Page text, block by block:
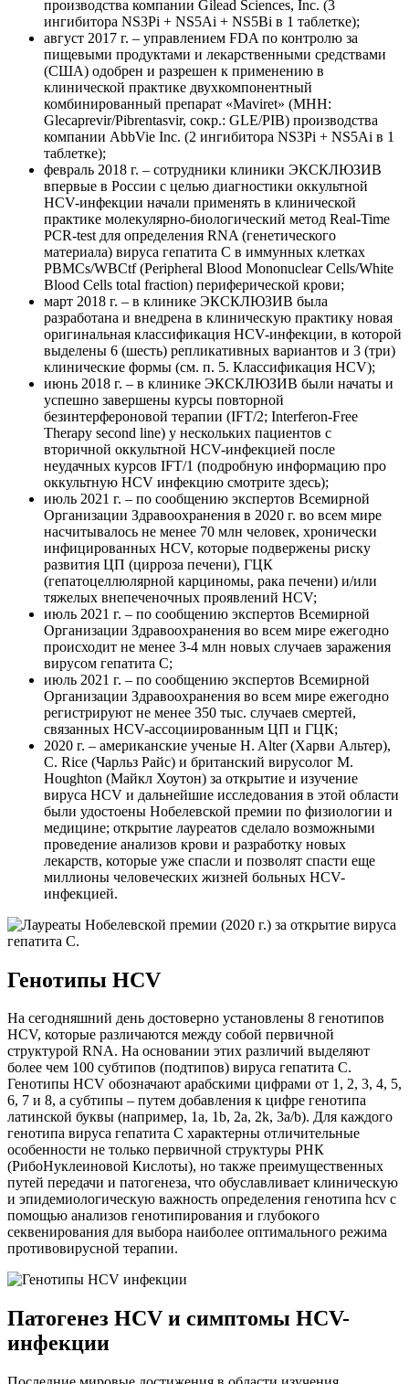
производства компании Gilead Sciences, Inc. (3
ингибитора NS3Pi + NS5Ai + NS5Bi в 1 таблетке);
август 2017 г. – управлением FDA по контролю за
пищевыми продуктами и лекарственными средствами
(США) одобрен и разрешен к применению в
клинической практике двухкомпонентный
комбинированный препарат «Maviret» (MHH:
Glecaprevir/Pibrentasvir, сокр.: GLE/PIB) производства
компании AbbVie Inc. (2 ингибитора NS3Pi + NS5Ai в 1
таблетке);
февраль 2018 г. – сотрудники клиники ЭКСКЛЮЗИВ
впервые в России с целью диагностики оккультной
НСV-инфекции начали применять в клинической
практике молекулярно-биологический метод Real-Time
PCR-test для определения RNA (генетического
материала) вируса гепатита C в иммунных клетках
РВMСs/WBCtf (Peripheral Blood Mononuclear Cells/White
Blood Cells total fraction) периферической крови;
март 2018 г. – в клинике ЭКСКЛЮЗИВ была
разработана и внедрена в клиническую практику новая
оригинальная классификация HCV-инфекции, в которой
выделены 6 (шесть) репликативных вариантов и 3 (три)
клинические формы (см. п. 5. Классификация HCV);
июнь 2018 г. – в клинике ЭКСКЛЮЗИВ были начаты и
успешно завершены курсы повторной
безинтерфероновой терапии (IFT/2; Interferon-Free
Therapy second line) у нескольких пациентов с
вторичной оккультной HCV-инфекцией после
неудачных курсов IFT/1 (подробную информацию про
оккультную HCV инфекцию смотрите здесь);
июль 2021 г. – по сообщению экспертов Всемирной
Организации Здравоохранения в 2020 г. во всем мире
насчитывалось не менее 70 млн человек, хронически
инфицированных HCV, которые подвержены риску
развития ЦП (цирроза печени), ГЦК
(гепатоцеллюлярной карциномы, рака печени) и/или
тяжелых внепеченочных проявлений HCV;
июль 2021 г. – по сообщению экспертов Всемирной
Организации Здравоохранения во всем мире ежегодно
происходит не менее 3-4 млн новых случаев заражения
вирусом гепатита С;
июль 2021 г. – по сообщению экспертов Всемирной
Организации Здравоохранения во всем мире ежегодно
регистрируют не менее 350 тыс. случаев смертей,
связанных HCV-ассоциированным ЦП и ГЦК;
2020 г. – американские ученые H. Alter (Харви Альтер),
С. Rice (Чарльз Райс) и британский вирусолог М.
Houghton (Майкл Хоутон) за открытие и изучение
вируса HCV и дальнейшие исследования в этой области
были удостоены Нобелевской премии по физиологии и
медицине; открытие лауреатов сделало возможными
проведение анализов крови и разработку новых
лекарств, которые уже спасли и позволят спасти еще
миллионы человеческих жизней больных HCV-
инфекцией.
Генотипы HCV
На сегодняшний день достоверно установлены 8 генотипов
HCV, которые различаются между собой первичной
структурой RNA. На основании этих различий выделяют
более чем 100 субтипов (подтипов) вируса гепатита С.
Генотипы HCV обозначают арабскими цифрами от 1, 2, 3, 4, 5,
6, 7 и 8, а субтипы – путем добавления к цифре генотипа
латинской буквы (например, 1a, 1b, 2а, 2k, 3a/b). Для каждого
генотипа вируса гепатита C характерны отличительные
особенности не только первичной структуры РНК
(РибоНуклеиновой Кислоты), но также преимущественных
путей передачи и патогенеза, что обуславливает клиническую
и эпидемиологическую важность определения генотипа hcv с
помощью анализов генотипирования и глубокого
секвенирования для выбора наиболее оптимального режима
противовирусной терапии.
Патогенез HCV и симптомы HCV-
инфекции